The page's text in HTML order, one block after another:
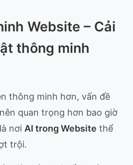
Website – Cải
thông minh
thông minh hơn, vấn đề
quan trọng hơn bao giờ
nơi AI trong Website thể
trội.